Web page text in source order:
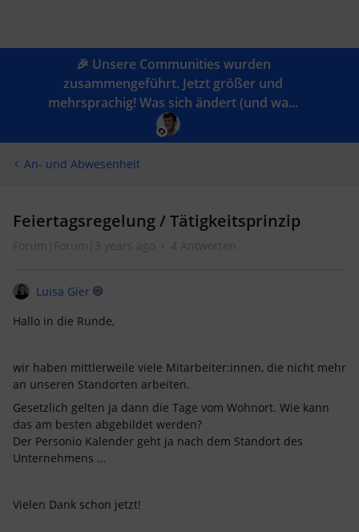
🎉 Unsere Communities wurden
zusammengeführt. Jetzt größer und
mehrsprachig! Was sich ändert (und wa...
An- und Abwesenheit
Feiertagsregelung / Tätigkeitsprinzip
Forum|Forum|3 years ago 4 Antworten
Luisa Gier
Hallo in die Runde,
wir haben mittlerweile viele Mitarbeiter:innen, die nicht mehr
an unseren Standorten arbeiten.
Gesetzlich gelten ja dann die Tage vom Wohnort. Wie kann
das am besten abgebildet werden?
Der Personio Kalender geht ja nach dem Standort des
Unternehmens …
Vielen Dank schon jetzt!